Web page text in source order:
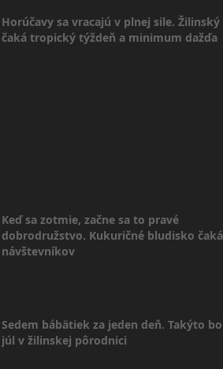
Horúčavy sa vracajú v plnej sile.
čaká tropický týždeň a minimum dažďa
Keď sa zotmie, začne sa to pravé
dobrodružstvo. Kukuričné bludisko
návštevníkov
Sedem bábätiek za jeden deň. Takýto
júl v žilinskej pôrodnici